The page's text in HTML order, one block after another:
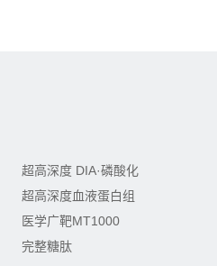
超高深度 DIA·磷酸化
超高深度血液蛋白组
医学广靶MT1000
完整糖肽